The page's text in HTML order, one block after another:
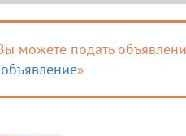
можете подать
»